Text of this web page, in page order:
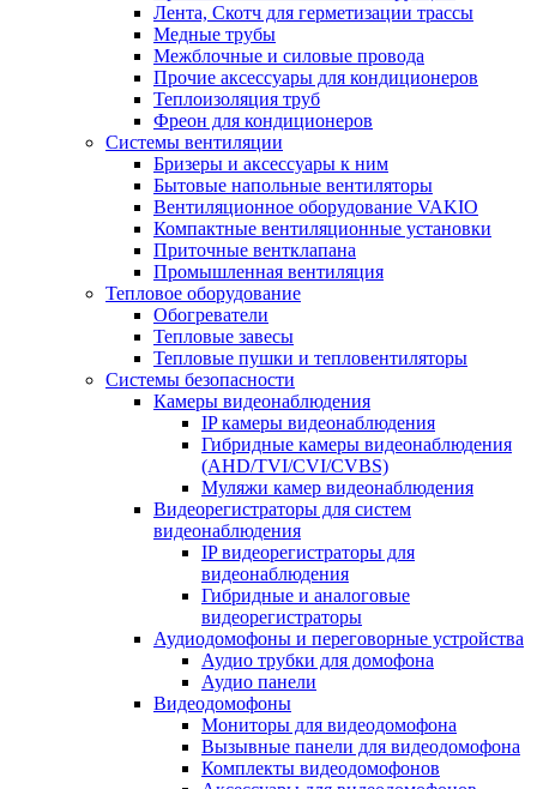
Лента, Скотч для герметизации трассы
Медные трубы
Межблочные и силовые провода
Прочие аксессуары для кондиционеров
Теплоизоляция труб
Фреон для кондиционеров
Системы вентиляции
Бризеры и аксессуары к ним
Бытовые напольные вентиляторы
Вентиляционное оборудование VAKIO
Компактные вентиляционные установки
Приточные вентклапана
Промышленная вентиляция
Тепловое оборудование
Обогреватели
Тепловые завесы
Тепловые пушки и тепловентиляторы
Системы безопасности
Камеры видеонаблюдения
IP камеры видеонаблюдения
Гибридные камеры видеонаблюдения
(AHD/TVI/CVI/CVBS)
Муляжи камер видеонаблюдения
Видеорегистраторы для систем
видеонаблюдения
IP видеорегистраторы для
видеонаблюдения
Гибридные и аналоговые
видеорегистраторы
Аудиодомофоны и переговорные устройства
Аудио трубки для домофона
Аудио панели
Видеодомофоны
Мониторы для видеодомофона
Вызывные панели для видеодомофона
Комплекты видеодомофонов